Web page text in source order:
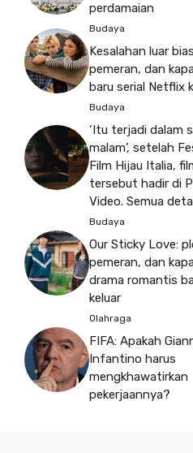
perdamaian
Budaya
Kesalahan luar
pemeran, dan
baru serial Netflix
Budaya
‘Itu terjadi dalam
malam’, setelah
Film Hijau Italia,
tersebut hadir di
Video. Semua
Budaya
Our Sticky Love:
pemeran, dan
drama romantis
keluar
Olahraga
FIFA: Apakah
Infantino harus
mengkhawatirkan
pekerjaannya?